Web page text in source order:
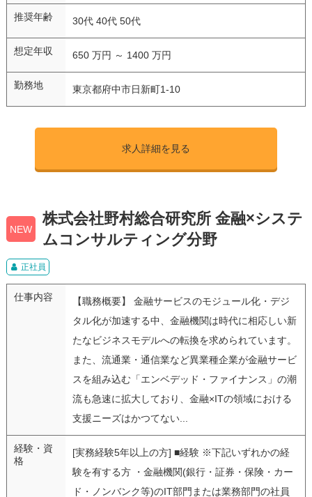
推奨年齢 30代 40代 50代
想定年収 650 万円 ～ 1400 万円
勤務地 東京都府中市日新町1-10
求人詳細を見る
NEW
株式会社野村総合研究所 金融×システ
ムコンサルティング分野
正社員
仕事内容
【職務概要】 金融サービスのモジュール化・デジ
タル化が加速する中、金融機関は時代に相応しい新
たなビジネスモデルへの転換を求められています。
また、流通業・通信業など異業種企業が金融サービ
スを組み込む「エンベデッド・ファイナンス」の潮
流も急速に拡大しており、金融×ITの領域における
支援ニーズはかつてない...
経験・資
格
[実務経験5年以上の方] ■経験 ※下記いずれかの経
験を有する方 ・金融機関(銀行・証券・保険・カー
ド・ノンバンク等)のIT部門または業務部門の社員